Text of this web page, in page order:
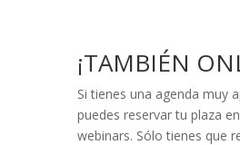
¡TAMBIÉN
Si tienes una agenda muy
puedes reservar tu plaza
webinars. Sólo tienes que